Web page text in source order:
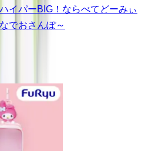
イパーBIG！ならべてどーみぃ
でおさんぽ～